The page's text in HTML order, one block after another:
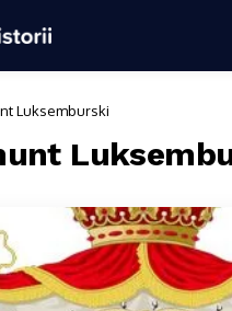
Luksemburski